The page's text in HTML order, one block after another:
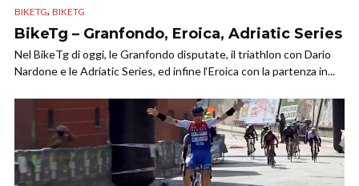
BIKETG, BIKETG
BikeTg – Granfondo, Eroica, Adriatic Series
Nel BikeTg di oggi, le Granfondo disputate, il triathlon con Dario
Nardone e le Adriatic Series, ed infine l‘Eroica con la partenza in...